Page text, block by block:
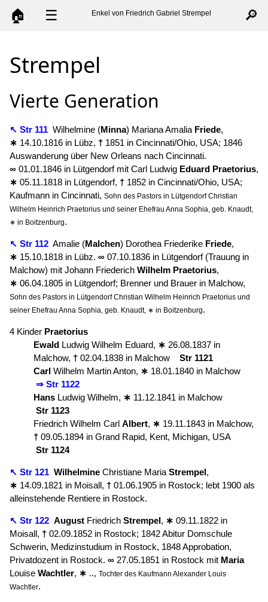
🏠 ☰ Enkel von Friedrich Gabriel Strempel 🔎
Strempel
Vierte Generation
↖ Str 111 Wilhelmine (Minna) Mariana Amalia Friede,
∗ 14.10.1816 in Lübz, † 1851 in Cincinnati/Ohio, USA; 1846
Auswanderung über New Orleans nach Cincinnati.
∞ 01.01.1846 in Lütgendorf mit Carl Ludwig Eduard Praetorius,
∗ 05.11.1818 in Lütgendorf, † 1852 in Cincinnati/Ohio, USA;
Kaufmann in Cincinnati, Sohn des Pastors in Lütgendorf Christian
Wilhelm Heinrich Praetorius und seiner Ehefrau Anna Sophia, geb. Knaudt,
∗ in Boitzenburg.
↖ Str 112 Amalie (Malchen) Dorothea Friederike Friede,
∗ 15.10.1818 in Lübz. ∞ 07.10.1836 in Lütgendorf (Trauung in
Malchow) mit Johann Friederich Wilhelm Praetorius,
∗ 06.04.1805 in Lütgendorf; Brenner und Brauer in Malchow,
Sohn des Pastors in Lütgendorf Christian Wilhelm Heinrich Praetorius und
seiner Ehefrau Anna Sophia, geb. Knaudt, ∗ in Boitzenburg.
4 Kinder Praetorius
Ewald Ludwig Wilhelm Eduard, ∗ 26.08.1837 in
Malchow, † 02.04.1838 in Malchow Str 1121
Carl Wilhelm Martin Anton, ∗ 18.01.1840 in Malchow
⇒ Str 1122
Hans Ludwig Wilhelm, ∗ 11.12.1841 in Malchow
Str 1123
Friedrich Wilhelm Carl Albert, ∗ 19.11.1843 in Malchow,
† 09.05.1894 in Grand Rapid, Kent, Michigan, USA
Str 1124
↖ Str 121 Wilhelmine Christiane Maria Strempel,
∗ 14.09.1821 in Moisall, † 01.06.1905 in Rostock; lebt 1900 als
alleinstehende Rentiere in Rostock.
↖ Str 122 August Friedrich Strempel, ∗ 09.11.1822 in
Moisall, † 02.09.1852 in Rostock; 1842 Abitur Domschule
Schwerin, Medizinstudium in Rostock, 1848 Approbation,
Privatdozent in Rostock. ∞ 27.05.1851 in Rostock mit Maria
Louise Wachtler, ∗ .., Tochter des Kaufmann Alexander Louis
Wachtler.